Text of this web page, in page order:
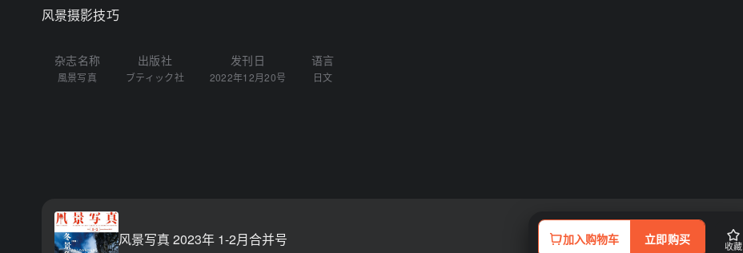
风景摄影技巧
杂志名称
風景写真
出版社
ブティック社
发刊日
2022年12月20号
语言
日文
风景写真 2023年 1-2月合并号 加入购物车 立即购买 收藏